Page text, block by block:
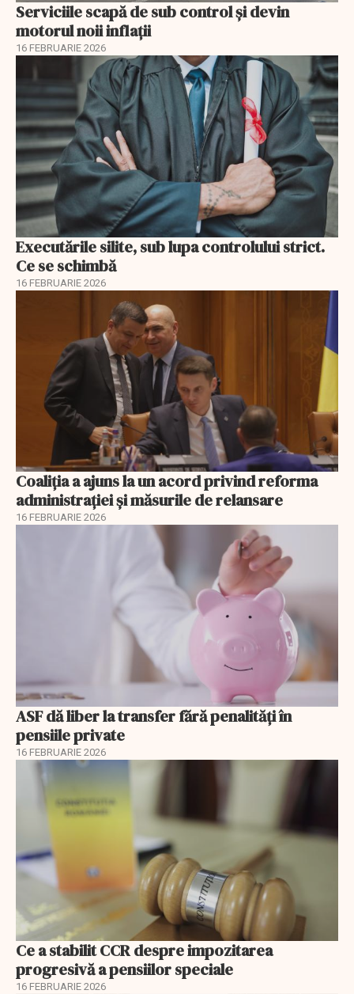
Serviciile scapă de sub control și devin
motorul noii inflații
16 FEBRUARIE 2026
Executările silite, sub lupa controlului strict.
Ce se schimbă
16 FEBRUARIE 2026
Coaliția a ajuns la un acord privind reforma
administrației și măsurile de relansare
16 FEBRUARIE 2026
ASF dă liber la transfer fără penalități în
pensiile private
16 FEBRUARIE 2026
Ce a stabilit CCR despre impozitarea
progresivă a pensiilor speciale
16 FEBRUARIE 2026